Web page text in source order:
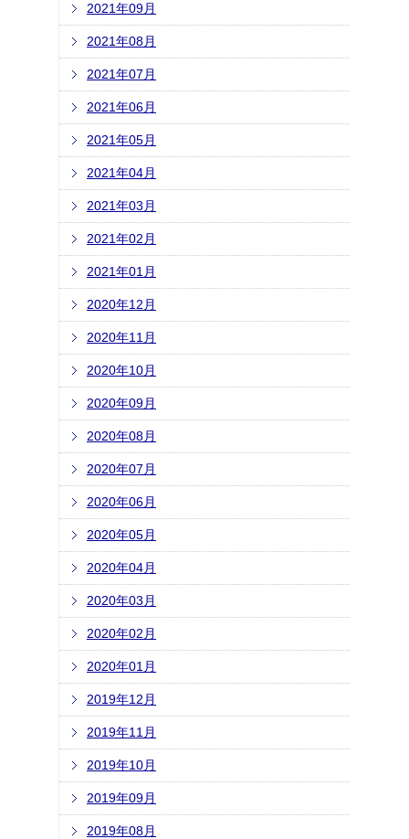
2021年09月
2021年08月
2021年07月
2021年06月
2021年05月
2021年04月
2021年03月
2021年02月
2021年01月
2020年12月
2020年11月
2020年10月
2020年09月
2020年08月
2020年07月
2020年06月
2020年05月
2020年04月
2020年03月
2020年02月
2020年01月
2019年12月
2019年11月
2019年10月
2019年09月
2019年08月